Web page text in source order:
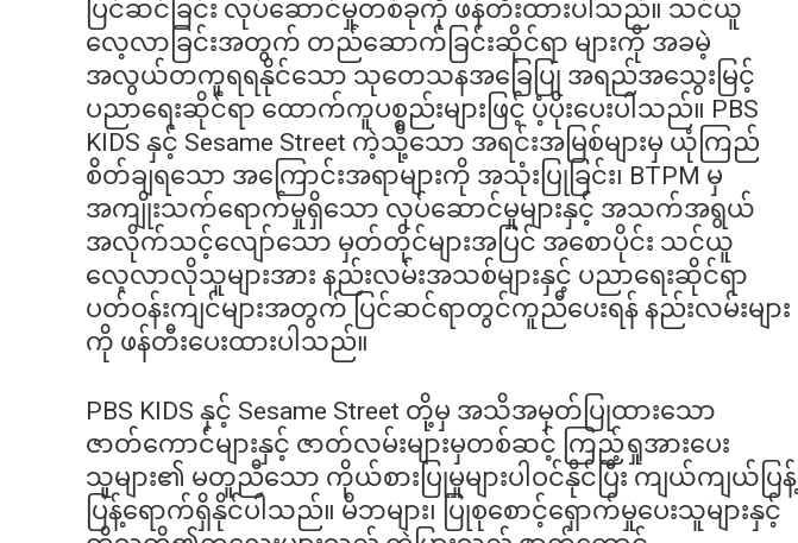
ပြင်ဆင်ခြင်း လုပ်ဆောင်မှုတစ်ခုကို ဖန်တီးထားပါသည်။ သင်ယူ
လေ့လာခြင်းအတွက် တည်ဆောက်ခြင်းဆိုင်ရာ များကို အခမဲ့
အလွယ်တကူရရနိုင်သော သုတေသနအခြေပြု အရည်အသွေးမြင့်
ပညာရေးဆိုင်ရာ ထောက်ကူပစ္စည်းများဖြင့် ပံ့ပိုးပေးပါသည်။ PBS
KIDS နှင့် Sesame Street ကဲ့သို့သော အရင်းအမြစ်များမှ ယုံကြည်
စိတ်ချရသော အကြောင်းအရာများကို အသုံးပြုခြင်း၊ BTPM မှ
အကျိုးသက်ရောက်မှုရှိသော လုပ်ဆောင်မှုများနှင့် အသက်အရွယ်
အလိုက်သင့်လျော်သော မှတ်တိုင်များအပြင် အစောပိုင်း သင်ယူ
လေ့လာလိုသူများအား နည်းလမ်းအသစ်များနှင့် ပညာရေးဆိုင်ရာ
ပတ်ဝန်းကျင်များအတွက် ပြင်ဆင်ရာတွင်ကူညီပေးရန် နည်းလမ်းများ
ကို ဖန်တီးပေးထားပါသည်။
PBS KIDS နှင့် Sesame Street တို့မှ အသိအမှတ်ပြုထားသော
ဇာတ်ကောင်များနှင့် ဇာတ်လမ်းများမှတစ်ဆင့် ကြည့်ရှုအားပေး
သူများ၏ မတူညီသော ကိုယ်စားပြုမှုများပါဝင်နိုင်ပြီး ကျယ်ကျယ်ပြန့်
ပြန့်ရောက်ရှိနိုင်ပါသည်။ မိဘများ၊ ပြုစုစောင့်ရှောက်မှုပေးသူများနှင့်